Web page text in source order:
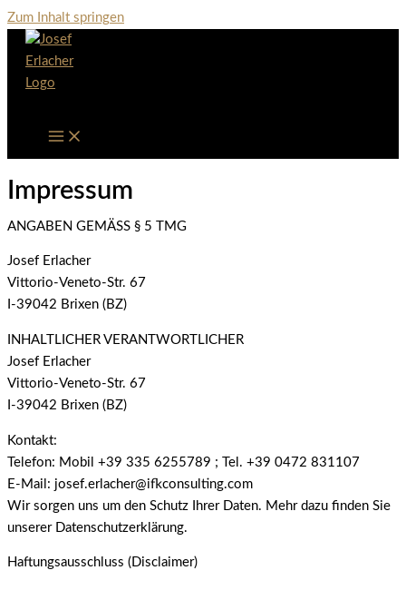
Zum Inhalt springen
Impressum
ANGABEN GEMÄSS § 5 TMG
Josef Erlacher
Vittorio-Veneto-Str. 67
I-39042 Brixen (BZ)
INHALTLICHER VERANTWORTLICHER
Josef Erlacher
Vittorio-Veneto-Str. 67
I-39042 Brixen (BZ)
Kontakt:
Telefon: Mobil +39 335 6255789 ; Tel. +39 0472 831107
E-Mail: josef.erlacher@ifkconsulting.com
Wir sorgen uns um den Schutz Ihrer Daten. Mehr dazu finden Sie
unserer Datenschutzerklärung.
Haftungsausschluss (Disclaimer)